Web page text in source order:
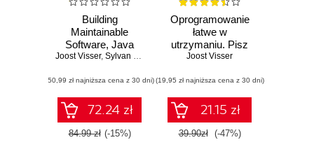
Building
Maintainable
Software, Java
Edition. Ten
Future-Proof Code
Joost Visser, Sylvan Rigal Rob van der Leek
(50,99 zł najniższa cena z 30 dni)
72.24 zł
84.99 zł (-15%)
Oprogramowanie
łatwe w
utrzymaniu. Pisz
kod podatny na
Joost Visser
(19,95 zł najniższa cena z 30 dni)
21.15 zł
39.90zł (-47%)